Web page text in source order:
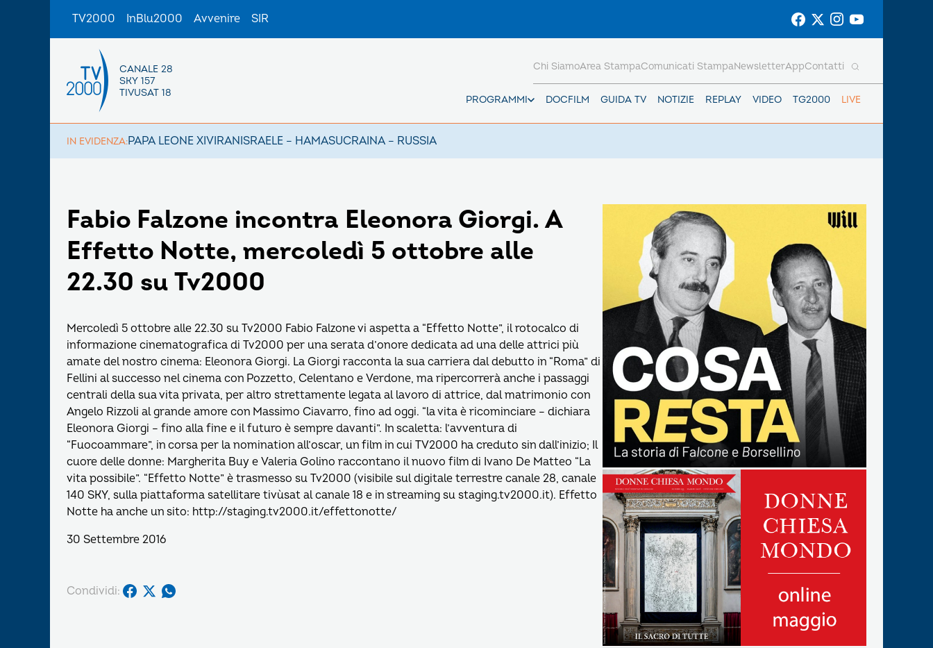
TV2000 InBlu2000 Avvenire SIR
CANALE 28
SKY 157
TIVUSAT 18
PROGRAMMI DOCFILM GUIDA TV NOTIZIE REPLAY VIDEO TG2000 LIVE
Chi SiamoArea StampaComunicati StampaNewsletterAppContatti
IN EVIDENZA:PAPA LEONE XIVIRANISRAELE – HAMASUCRAINA – RUSSIA
Fabio Falzone incontra Eleonora Giorgi. A
Effetto Notte, mercoledì 5 ottobre alle
22.30 su Tv2000
Mercoledì 5 ottobre alle 22.30 su Tv2000 Fabio Falzone vi aspetta a “Effetto Notte”, il rotocalco di
informazione cinematografica di Tv2000 per una serata d’onore dedicata ad una delle attrici più
amate del nostro cinema: Eleonora Giorgi. La Giorgi racconta la sua carriera dal debutto in “Roma” di
Fellini al successo nel cinema con Pozzetto, Celentano e Verdone, ma ripercorrerà anche i passaggi
centrali della sua vita privata, per altro strettamente legata al lavoro di attrice, dal matrimonio con
Angelo Rizzoli al grande amore con Massimo Ciavarro, fino ad oggi. “la vita è ricominciare – dichiara
Eleonora Giorgi – fino alla fine e il futuro è sempre davanti”. In scaletta: l’avventura di
“Fuocoammare”, in corsa per la nomination all’oscar, un film in cui TV2000 ha creduto sin dall’inizio; Il
cuore delle donne: Margherita Buy e Valeria Golino raccontano il nuovo film di Ivano De Matteo “La
vita possibile”. “Effetto Notte” è trasmesso su Tv2000 (visibile sul digitale terrestre canale 28, canale
140 SKY, sulla piattaforma satellitare tivùsat al canale 18 e in streaming su staging.tv2000.it). Effetto
Notte ha anche un sito: http://staging.tv2000.it/effettonotte/
30 Settembre 2016
Condividi: